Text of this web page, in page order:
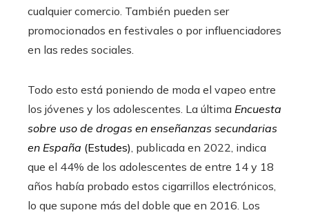
cualquier comercio. También pueden ser
promocionados en festivales o por influenciadores
en las redes sociales.
Todo esto está poniendo de moda el vapeo entre
los jóvenes y los adolescentes. La última Encuesta
sobre uso de drogas en enseñanzas secundarias
en España (Estudes), publicada en 2022, indica
que el 44% de los adolescentes de entre 14 y 18
años había probado estos cigarrillos electrónicos,
lo que supone más del doble que en 2016. Los